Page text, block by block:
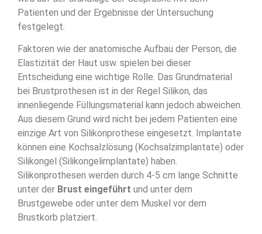
Patienten und der Ergebnisse der Untersuchung
festgelegt.
Faktoren wie der anatomische Aufbau der Person, die
Elastizität der Haut usw. spielen bei dieser
Entscheidung eine wichtige Rolle. Das Grundmaterial
bei Brustprothesen ist in der Regel Silikon, das
innenliegende Füllungsmaterial kann jedoch abweichen.
Aus diesem Grund wird nicht bei jedem Patienten eine
einzige Art von Silikonprothese eingesetzt. Implantate
können eine Kochsalzlösung (Kochsalzimplantate) oder
Silikongel (Silikongelimplantate) haben.
Silikonprothesen werden durch 4-5 cm lange Schnitte
unter der Brust eingeführt und unter dem
Brustgewebe oder unter dem Muskel vor dem
Brustkorb platziert.